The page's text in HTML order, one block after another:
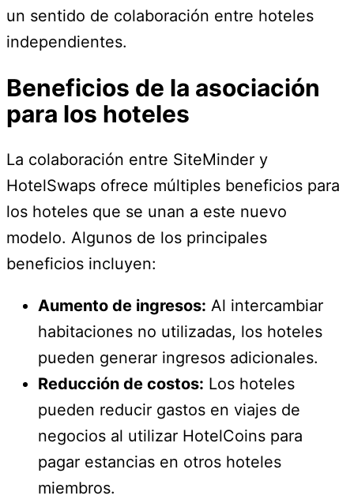
un sentido de colaboración entre hoteles
independientes.
Beneficios de la asociación
para los hoteles
La colaboración entre SiteMinder y
HotelSwaps ofrece múltiples beneficios para
los hoteles que se unan a este nuevo
modelo. Algunos de los principales
beneficios incluyen:
Aumento de ingresos: Al intercambiar
habitaciones no utilizadas, los hoteles
pueden generar ingresos adicionales.
Reducción de costos: Los hoteles
pueden reducir gastos en viajes de
negocios al utilizar HotelCoins para
pagar estancias en otros hoteles
miembros.